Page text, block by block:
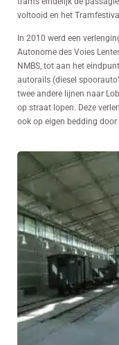
voltooid en het
In 2010 werd een
Autonome des Voies
NMBS, tot aan het
autorails (diesel
twee andere lijnen naar
op straat lopen. Deze
ook op eigen bedding